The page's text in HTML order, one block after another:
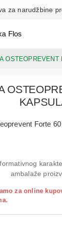
za narudžbine
OSTEOPREVENT
ambalaže
za online